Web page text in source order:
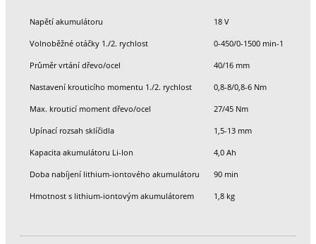
Napětí akumulátoru 18 V
Volnoběžné otáčky 1./2. rychlost 0-450/0-1500 min-1
Průměr vrtání dřevo/ocel 40/16 mm
Nastavení krouticího momentu 1./2. rychlost 0,8-8/0,8-6 Nm
Max. krouticí moment dřevo/ocel 27/45 Nm
Upínací rozsah sklíčidla 1,5-13 mm
Kapacita akumulátoru Li-Ion 4,0 Ah
Doba nabíjení lithium-iontového akumulátoru 90 min
Hmotnost s lithium-iontovým akumulátorem 1,8 kg